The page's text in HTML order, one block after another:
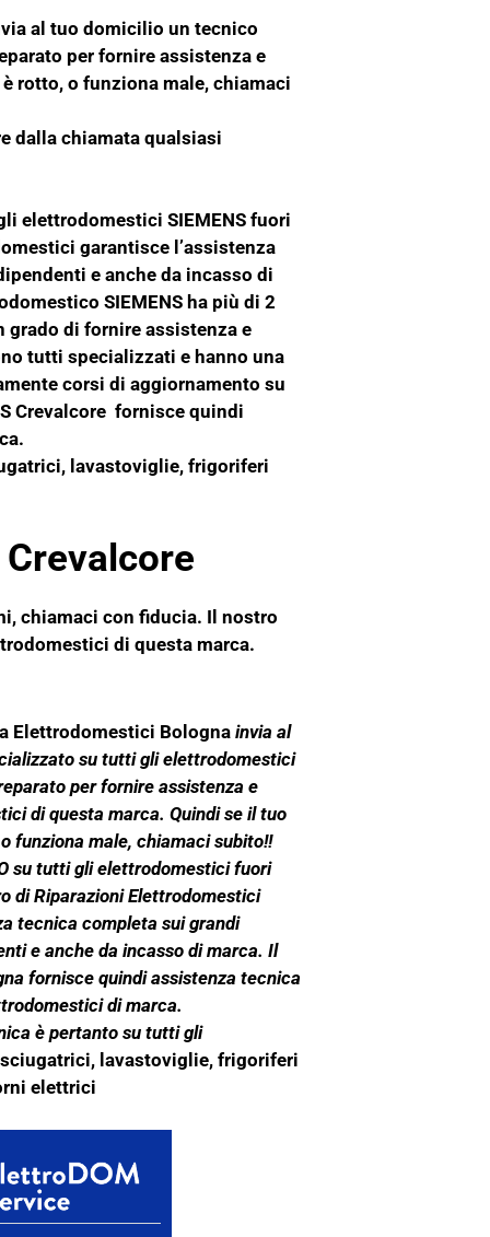
al tuo domicilio un tecnico
per fornire assistenza e
è rotto, o funziona male, chiamaci
dalla chiamata qualsiasi
elettrodomestici SIEMENS fuori
garantisce l’assistenza
e anche da incasso di
SIEMENS ha più di 2
grado di fornire assistenza e
tutti specializzati e hanno una
corsi di aggiornamento su
Crevalcore fornisce quindi
lavastoviglie, frigoriferi
chiamaci con fiducia. Il nostro
di questa marca.
Elettrodomestici Bolognainvia al
su tutti gli elettrodomestici
per fornire assistenza e
di questa marca. Quindi se il tuo
funziona male, chiamaci subito!!
su tutti gli elettrodomestici fuori
di Riparazioni Elettrodomestici
tecnica completa sui grandi
e anche da incasso di marca. Il
fornisce quindi assistenza tecnica
di marca.
è pertanto su tutti gli
lavastoviglie, frigoriferi
elettrici